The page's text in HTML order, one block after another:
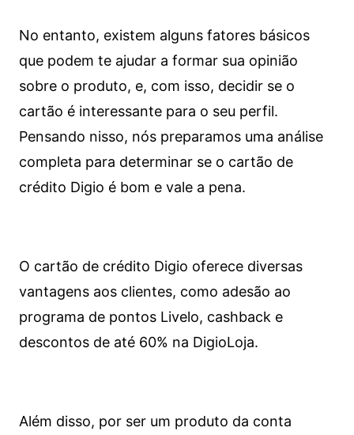
No entanto, existem alguns fatores básicos
que podem te ajudar a formar sua opinião
sobre o produto, e, com isso, decidir se o
cartão é interessante para o seu perfil.
Pensando nisso, nós preparamos uma análise
completa para determinar se o cartão de
crédito Digio é bom e vale a pena.
O cartão de crédito Digio oferece diversas
vantagens aos clientes, como adesão ao
programa de pontos Livelo, cashback e
descontos de até 60% na DigioLoja.
Além disso, por ser um produto da conta